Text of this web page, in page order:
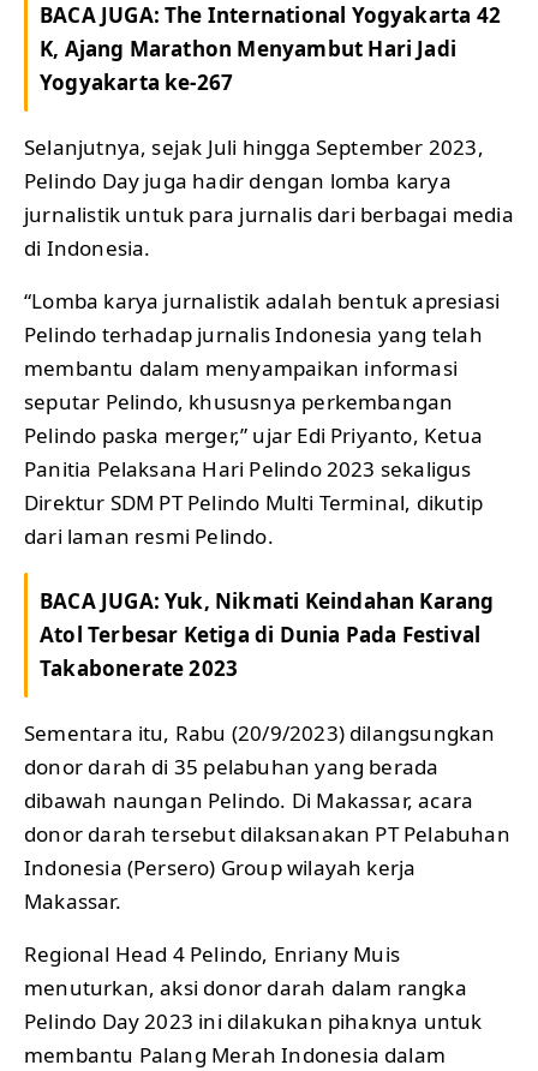
BACA JUGA:The International Yogyakarta 42
K, Ajang Marathon Menyambut Hari Jadi
Yogyakarta ke-267
Selanjutnya, sejak Juli hingga September 2023,
Pelindo Day juga hadir dengan lomba karya
jurnalistik untuk para jurnalis dari berbagai media
di Indonesia.
“Lomba karya jurnalistik adalah bentuk apresiasi
Pelindo terhadap jurnalis Indonesia yang telah
membantu dalam menyampaikan informasi
seputar Pelindo, khususnya perkembangan
Pelindo paska merger,” ujar Edi Priyanto, Ketua
Panitia Pelaksana Hari Pelindo 2023 sekaligus
Direktur SDM PT Pelindo Multi Terminal, dikutip
dari laman resmi Pelindo.
BACA JUGA:Yuk, Nikmati Keindahan Karang
Atol Terbesar Ketiga di Dunia Pada Festival
Takabonerate 2023
Sementara itu, Rabu (20/9/2023) dilangsungkan
donor darah di 35 pelabuhan yang berada
dibawah naungan Pelindo. Di Makassar, acara
donor darah tersebut dilaksanakan PT Pelabuhan
Indonesia (Persero) Group wilayah kerja
Makassar.
Regional Head 4 Pelindo, Enriany Muis
menuturkan, aksi donor darah dalam rangka
Pelindo Day 2023 ini dilakukan pihaknya untuk
membantu Palang Merah Indonesia dalam